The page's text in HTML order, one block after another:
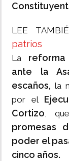
LEE
patrios
La
ante la
escaños, la
por el
Cortizo,
promesas
poder el
cinco años.